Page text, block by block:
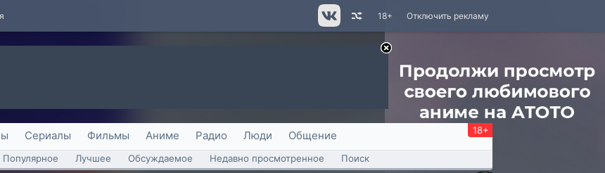
Отключить рекламу
18+
Сериалы Фильмы Аниме Радио Люди Общение 18+
Популярное Лучшее Обсуждаемое Недавно просмотренное Поиск